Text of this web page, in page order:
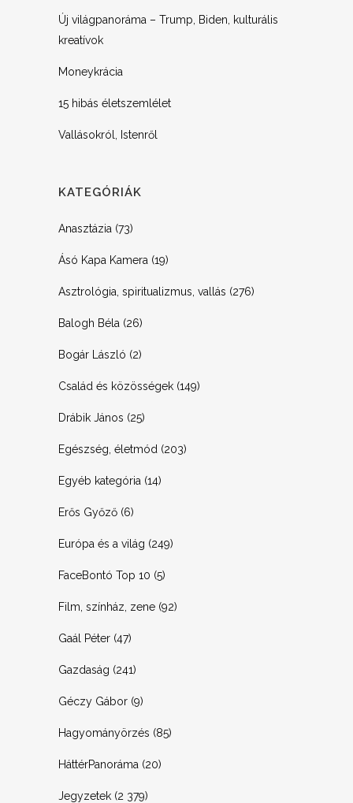
Új világpanoráma – Trump, Biden, kulturális
kreatívok
Moneykrácia
15 hibás életszemlélet
Vallásokról, Istenről
KATEGÓRIÁK
Anasztázia (73)
Ásó Kapa Kamera (19)
Asztrológia, spiritualizmus, vallás (276)
Balogh Béla (26)
Bogár László (2)
Család és közösségek (149)
Drábik János (25)
Egészség, életmód (203)
Egyéb kategória (14)
Erős Győző (6)
Európa és a világ (249)
FaceBontó Top 10 (5)
Film, színház, zene (92)
Gaál Péter (47)
Gazdaság (241)
Géczy Gábor (9)
Hagyományörzés (85)
HáttérPanoráma (20)
Jegyzetek (2 379)